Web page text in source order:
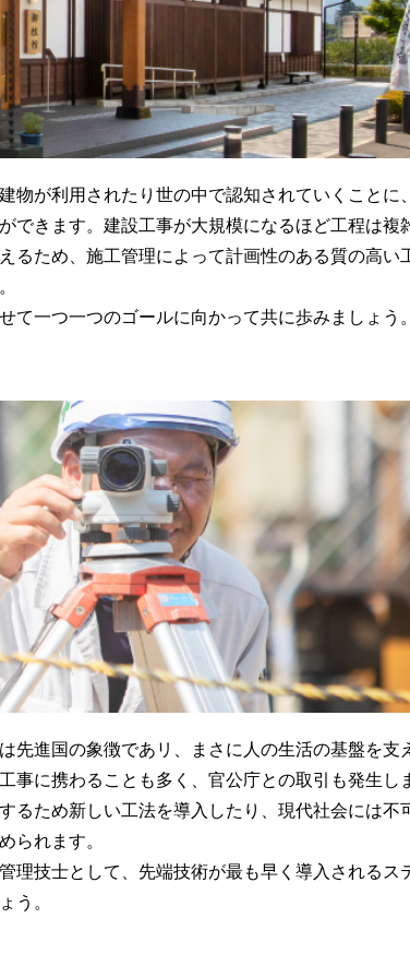
物が利用されたり世の中で認知されていくことに
できます。建設工事が大規模になるほど工程は複
るため、施工管理によって計画性のある質の高い
て一つ一つのゴールに向かって共に歩みましょう。
先進国の象徴であリ、まさに人の生活の基盤を支
事に携わることも多く、官公庁との取引も発生し
るため新しい工法を導入したり、現代社会には不
られます。
理技士として、先端技術が最も早く導入されるス
う。